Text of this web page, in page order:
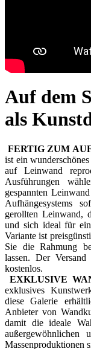
Auf dem
als
FERTIG ZUM
ist ein
auf Leinwand
Ausführungen
gespannten
Aufhängesystems
gerollten Leinwand,
und sich ideal für
Variante ist
Sie die Rahmung
lassen. Der
kostenlos.
EXKLUSIVE
exklusives
diese Galerie
Anbieter von
damit die ideale
außergewöhnlichen
Massenproduktionen